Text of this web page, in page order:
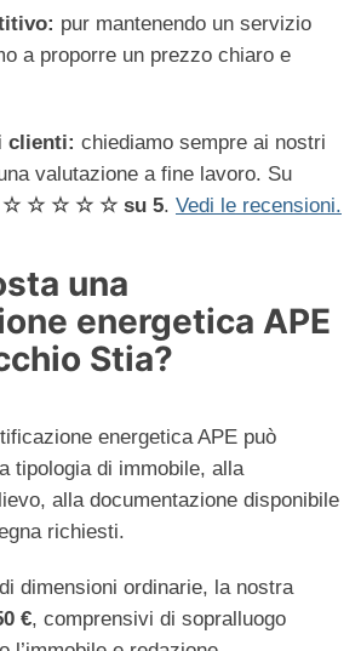
pur mantenendo un servizio
a proporre un prezzo chiaro e
clienti: chiediamo sempre ai nostri
valutazione a fine lavoro. Su
☆ ☆ ☆ ☆ ☆ su 5. Vedi le recensioni.
una
energetica APE
Stia?
energetica APE può
tipologia di immobile, alla
alla documentazione disponibile
richiesti.
dimensioni ordinarie, la nostra
€, comprensivi di sopralluogo